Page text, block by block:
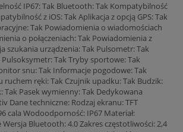
IP67: Tak Bluetooth: Tak Kompatybilność
z iOS: Tak Aplikacja z opcją GPS: Tak
Tak Powiadomienia o wiadomościach
o połączeniach: Tak Powiadomienia z
szukania urządzenia: Tak Pulsometr: Tak
Pulsoksymetr: Tak Tryby sportowe: Tak
snu: Tak Informacje pogodowe: Tak
ruchem ręki: Tak Czujnik upadku: Tak Budzik:
Tak Pasek wymienny: Tak Dedykowana
Dane techniczne: Rodzaj ekranu: TFT
cala Wodoodporność: IP67 Materiał:
Bluetooth: 4.0 Zakres częstotliwości: 2,4